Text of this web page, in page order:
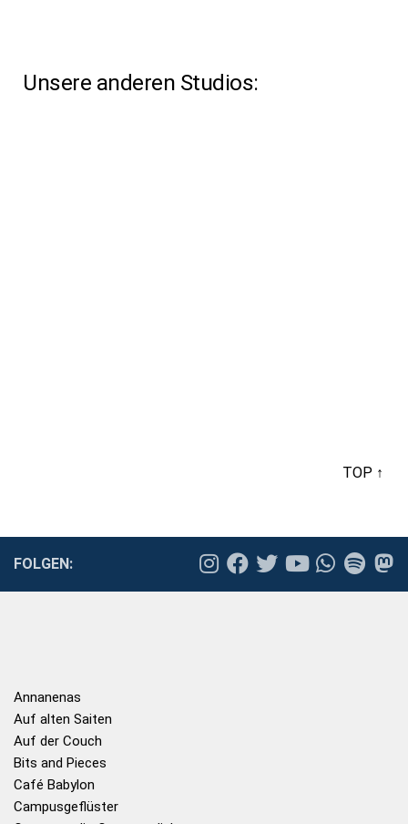
Unsere anderen Studios:
TOP ↑
FOLGEN:
Annanenas
Auf alten Saiten
Auf der Couch
Bits and Pieces
Café Babylon
Campusgeflüster